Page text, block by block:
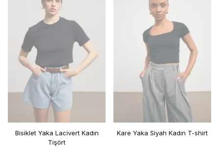
Bisiklet Yaka Lacivert Kadın
Tişört
Kare Yaka Siyah Kadın T-shirt